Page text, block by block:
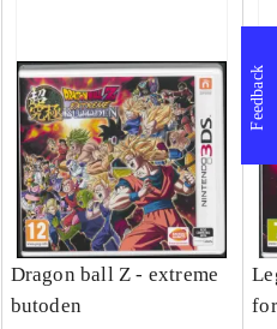
Dragon ball Z - extreme
butoden
Feedback